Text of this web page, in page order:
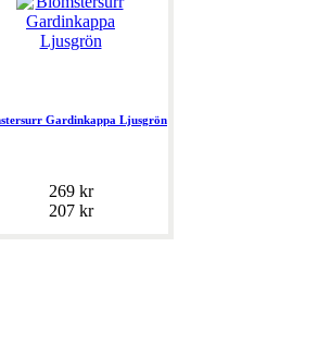
Gardinkappa Ljusgrön
269 kr
207 kr